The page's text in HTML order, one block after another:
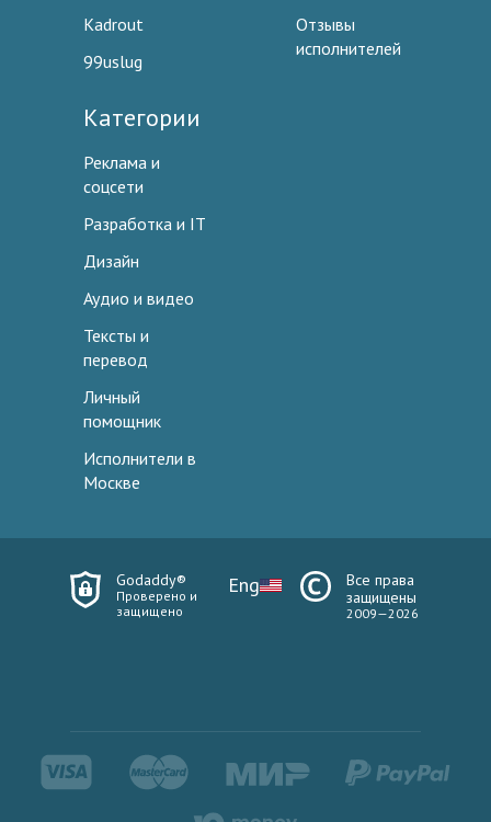
Kadrout
99uslug
Отзывы
исполнителей
Категории
Реклама и
соцсети
Разработка и IT
Дизайн
Аудио и видео
Тексты и
перевод
Личный
помощник
Исполнители в
Москве
Godaddy®
Проверено и
защищено
Eng
Все права
защищены
2009—2026